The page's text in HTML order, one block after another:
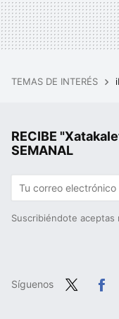
TEMAS DE INTERÉS
RECIBE
SEMANAL
Suscribiéndote aceptas
Síguenos